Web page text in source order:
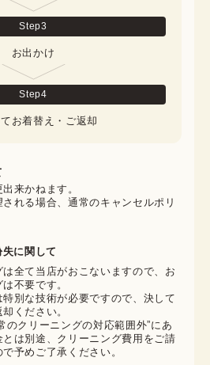
Step3
お出かけ
Step4
お着替え・ご返却
来かねます。
れる場合、通常のキャンセルポリ
に関して
全て当店がおこないますので、お
不要です。
別な技術が必要ですので、決して
ください。
のクリーニングの対応範囲外”にあ
は別途、クリーニング費用をご請
予めご了承ください。